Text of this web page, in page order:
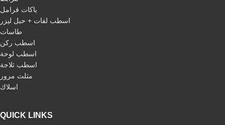
باكات فرامل
اسطب لفات + حبل ليزر
طاسات
اسطب ركن
اسطب لوحة
اسطب ثلاجة
مثلث مرور
اسلاك
QUICK LINKS